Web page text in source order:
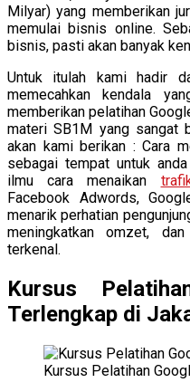
Milyar) yang memberikan
memulai bisnis online.
bisnis, pasti akan banyak
Untuk itulah kami hadir
memecahkan kendala
memberikan pelatihan
materi SB1M yang sangat
akan kami berikan : Cara
sebagai tempat untuk
ilmu cara menaikan
Facebook Adwords,
menarik perhatian
meningkatkan omzet,
terkenal.
Kursus
Terlengkap di
Kursus Pelatihan